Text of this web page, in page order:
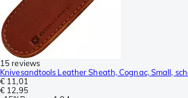
15 reviews
Knivesandtools Leather Sheath, Cognac, Small,
€ 11,01
€ 12,95